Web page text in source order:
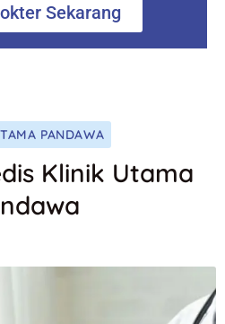
Sekarang
PANDAWA
Klinik Utama